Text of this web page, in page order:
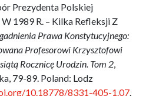
Prezydenta Polskiej
1989 R. – Kilka Refleksji Z
Prawa Konstytucyjnego:
Profesorowi Krzysztofowi
Rocznicę Urodzin. Tom 2,
79-89. Poland: Lodz
10.18778/8331-405-1.07.